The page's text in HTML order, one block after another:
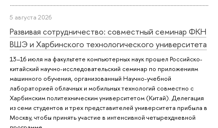
5 августа 2026
Развивая сотрудничество: совместный семинар ФКН
ВШЭ и Харбинского технологического университета
13–16 июля на факультете компьютерных наук прошел Российско-
китайский научно-исследовательский семинар по приложениям
машинного обучения, организованный Научно-учебной
лабораторией облачных и мобильных технологий совместно с
Харбинским политехническим университетом (Китай). Делегация
из семи студентов и трех представителей университета прибыла в
Москву, чтобы принять участие в интенсивной четырехдневной